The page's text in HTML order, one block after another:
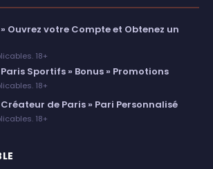
Ouvrez votre Compte et Obtenez un
18+
Sportifs » Bonus » Promotions
18+
de Paris » Pari Personnalisé
18+